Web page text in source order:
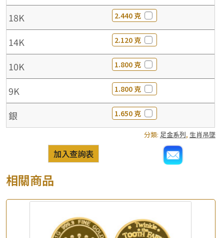
18K 2.440 克
14K 2.120 克
10K 1.800 克
9K 1.800 克
銀 1.650 克
分類: 足金系列, 生肖吊墜
加入查詢表
相關商品